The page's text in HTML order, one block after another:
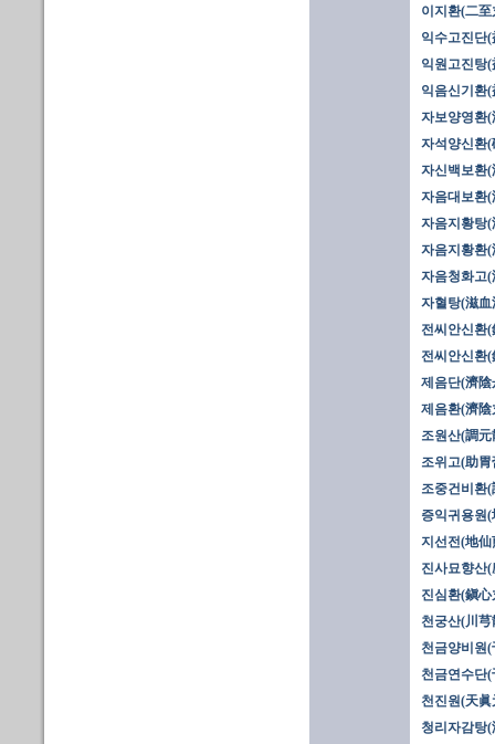
이지환(二至
익수고진단
익원고진탕
익음신기환
자보양영환
자석양신환
자신백보환
자음대보환
자음지황탕
자음지황환
자음청화고
자혈탕(滋血
전씨안신환
전씨안신환
제음단(濟陰
제음환(濟陰
조원산(調元
조위고(助胃
조중건비환
증익귀용원
지선전(地仙
진사묘향산
진심환(鎭心
천궁산(川芎
천금양비원
천금연수단
천진원(天眞
청리자감탕